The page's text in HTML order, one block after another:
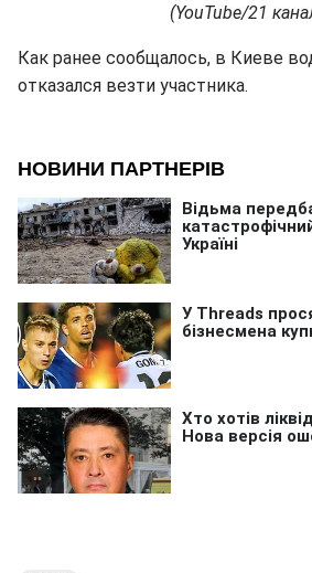
(YouTube/21
Как ранее сообщалось, в Киеве
отказался везти участника.